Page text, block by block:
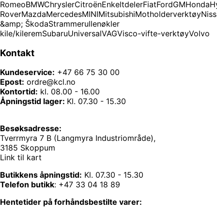
RomeoBMWChryslerCitroënEnkeltdelerFiatFordGMHonda
RoverMazdaMercedesMINIMitsubishiMotholderverktøy
&amp; ŠkodaStrammerullenøkler
kile/kileremSubaruUniversalVAGVisco-vifte-verktøyVolvo
Kontakt
Kundeservice: +47 66 75 30 00
Epost: ordre@kcl.no
Kontortid: kl. 08.00 - 16.00
Åpningstid lager: Kl. 07.30 - 15.30
Besøksadresse:
Tverrmyra 7 B (Langmyra Industriområde),
3185 Skoppum
Link til kart
Butikkens åpningstid: Kl. 07.30 - 15.30
Telefon butikk: +47 33 04 18 89
Hentetider på forhåndsbestilte varer: